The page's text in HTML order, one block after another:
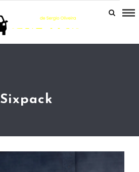
Sixpack